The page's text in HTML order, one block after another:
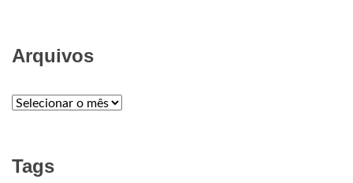
Arquivos
ARQUIVOS
Tags